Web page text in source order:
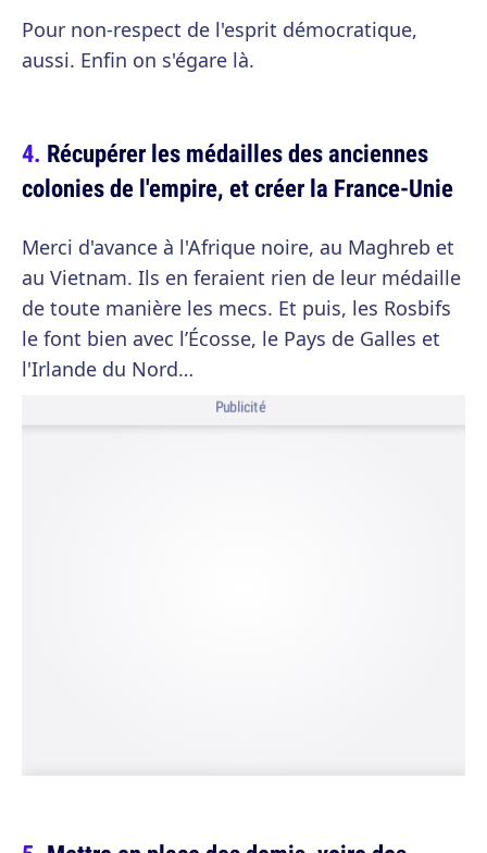
Pour non-respect de l'esprit démocratique,
aussi. Enfin on s'égare là.
Récupérer les médailles des anciennes
colonies de l'empire, et créer la France-Unie
Merci d'avance à l'Afrique noire, au Maghreb et
au Vietnam. Ils en feraient rien de leur médaille
de toute manière les mecs. Et puis, les Rosbifs
le font bien avec l’Écosse, le Pays de Galles et
l'Irlande du Nord…
Publicité